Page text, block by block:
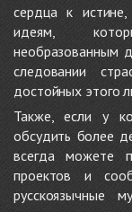
сердца к
идеям,
необразованным
следовании
достойных этого
Также, если у
обсудить более
всегда можете
проектов и
русскоязычные